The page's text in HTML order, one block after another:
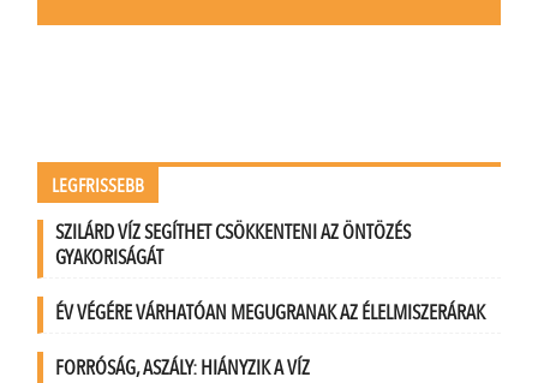
LEGFRISSEBB
SZILÁRD VÍZ SEGÍTHET CSÖKKENTENI AZ ÖNTÖZÉS
GYAKORISÁGÁT
ÉV VÉGÉRE VÁRHATÓAN MEGUGRANAK AZ ÉLELMISZERÁRAK
FORRÓSÁG, ASZÁLY: HIÁNYZIK A VÍZ